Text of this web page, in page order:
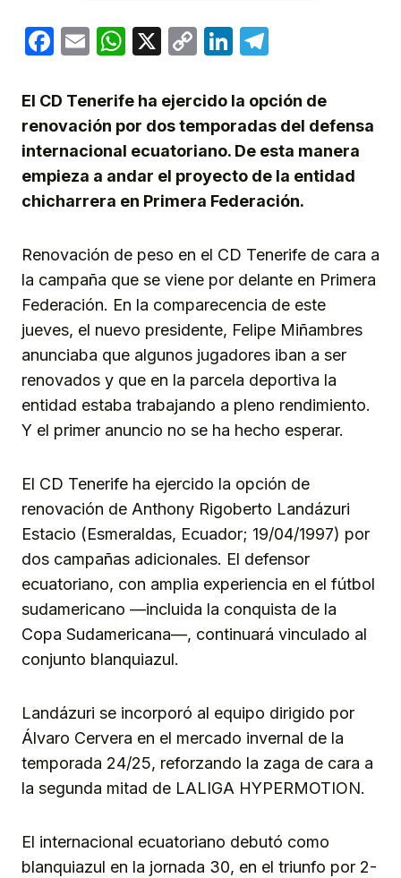
Facebook
EmailWhatsApp
X
CopyLinkedIn
El CD Tenerife ha ejercido la opción de
renovación por dos temporadas del defensa
internacional ecuatoriano. De esta manera
empieza a andar el proyecto de la entidad
chicharrera en Primera Federación.
Renovación de peso en el CD Tenerife de cara a
la campaña que se viene por delante en Primera
Federación. En la comparecencia de este
jueves, el nuevo presidente, Felipe Miñambres
anunciaba que algunos jugadores iban a ser
renovados y que en la parcela deportiva la
entidad estaba trabajando a pleno rendimiento.
Y el primer anuncio no se ha hecho esperar.
El CD Tenerife ha ejercido la opción de
renovación de Anthony Rigoberto Landázuri
Estacio (Esmeraldas, Ecuador; 19/04/1997) por
dos campañas adicionales. El defensor
ecuatoriano, con amplia experiencia en el fútbol
sudamericano —incluida la conquista de la
Copa Sudamericana—, continuará vinculado al
conjunto blanquiazul.
Landázuri se incorporó al equipo dirigido por
Álvaro Cervera en el mercado invernal de la
temporada 24/25, reforzando la zaga de cara a
la segunda mitad de LALIGA HYPERMOTION.
El internacional ecuatoriano debutó como
blanquiazul en la jornada 30, en el triunfo por 2-